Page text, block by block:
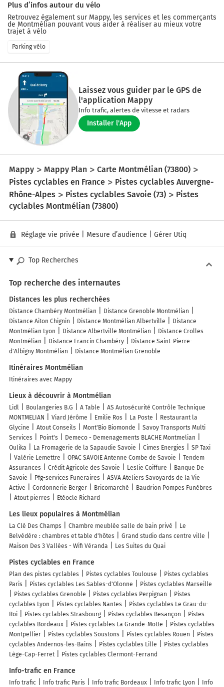
Plus d’infos autour du vélo
Retrouvez également sur Mappy, les services et les commerçants
de Montmélian pouvant vous aider à réaliser au mieux votre
trajet à vélo
Parking vélo
Laissez vous guider par le GPS de
l'application Mappy
Info trafic, alertes de vitesse et radars
Installer l'App
Mappy Mappy Plan
Carte Montmélian (73800)
Pistes cyclables en France
Pistes cyclables Auvergne-
Rhône-Alpes
Pistes cyclables Savoie (73)
Pistes
cyclables Montmélian (73800)
Réglage vie privée Mesure d’audience Gérer Utiq
Top Recherches
Top recherche des internautes
Distances les plus recherchées
Distance Chambéry Montmélian
Distance Grenoble Montmélian
Distance Aiton Chignin
Distance Montmélian Albertville
Distance
Montmélian Lyon
Distance Albertville Montmélian
Distance Crolles
Montmélian
Distance Francin Chambéry
Distance Saint-Pierre-
d'Albigny Montmélian
Distance Montmélian Grenoble
Itinéraires Montmélian
Itinéraires avec Mappy
Lieux à découvrir à Montmélian
Lidl Boulangeries B.G A Table
AS Autosécurité Contrôle Technique
MONTMELIAN
Viard Jérôme Emilie Ros La Poste
Restaurant la
Glycine
Atout Conseils Mont'Bio Biomonde
Savoy Transports Multi
Services
Point's
Demeco - Demenagements BLACHE Montmelian
Oulika
La Fromagerie de la Sapaudie Savoie Cimes Energies
SP Taxi
Valérie Lemettre
OPAC SAVOIE Antenne Combe de Savoie
Tendem
Assurances
Crédit Agricole des Savoie Leslie Coiffure
Banque De
Savoie
Pfg-services Funeraires
ASVA Ateliers Savoyards de la Vie
Active
Cordonnerie Berger Bricomarché
Baudrion Pompes Funèbres
Atout pierres
Etéocle Richard
Les lieux populaires à Montmélian
La Clé Des Champs Chambre meublée salle de bain privé
Le
Belvédère : chambres et table d'hôtes
Grand studio dans centre ville
Maison Des 3 Vallées - Wifi Véranda
Les Suites du Quai
Pistes cyclables en France
Plan des pistes cyclables Pistes cyclables Toulouse
Pistes cyclables
Paris
Pistes cyclables Les Sables-d'Olonne
Pistes cyclables Marseille
Pistes cyclables Grenoble
Pistes cyclables Perpignan
Pistes
cyclables Lyon
Pistes cyclables Nantes
Pistes cyclables Le Grau-du-
Roi
Pistes cyclables Strasbourg Pistes cyclables Besançon
Pistes
cyclables Bordeaux
Pistes cyclables La Grande-Motte
Pistes cyclables
Montpellier
Pistes cyclables Soustons Pistes cyclables Rouen
Pistes
cyclables Andernos-les-Bains
Pistes cyclables Lille
Pistes cyclables
Lège-Cap-Ferret
Pistes cyclables Clermont-Ferrand
Info-trafic en France
Info trafic Info trafic Paris Info trafic Bordeaux Info trafic Lyon
Info